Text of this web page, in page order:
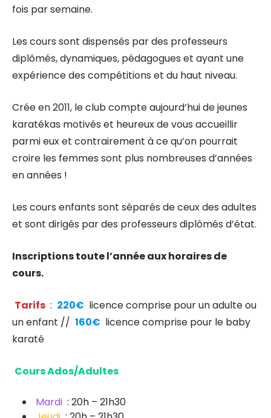
fois par semaine.
Les cours sont dispensés par des professeurs
diplômés, dynamiques, pédagogues et ayant une
expérience des compétitions et du haut niveau.
Crée en 2011, le club compte aujourd’hui de jeunes
karatékas motivés et heureux de vous accueillir
parmi eux et contrairement à ce qu’on pourrait
croire les femmes sont plus nombreuses d’années
en années !
Les cours enfants sont séparés de ceux des adultes
et sont dirigés par des professeurs diplômés d’état.
Inscriptions toute l’année aux horaires de
cours.
Tarifs : 220€ licence comprise pour un adulte ou
un enfant // 160€ licence comprise pour le baby
karaté
Cours Ados/Adultes
Mardi : 20h – 21h30